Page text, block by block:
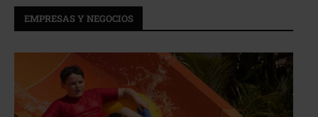
EMPRESAS Y NEGOCIOS